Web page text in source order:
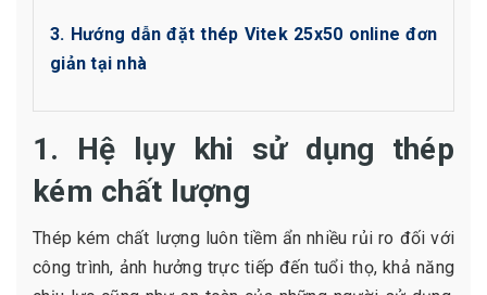
3. Hướng dẫn đặt thép Vitek 25x50 online đơn
giản tại nhà
1. Hệ lụy khi sử dụng thép
kém chất lượng
Thép kém chất lượng luôn tiềm ẩn nhiều rủi ro đối với
công trình, ảnh hưởng trực tiếp đến tuổi thọ, khả năng